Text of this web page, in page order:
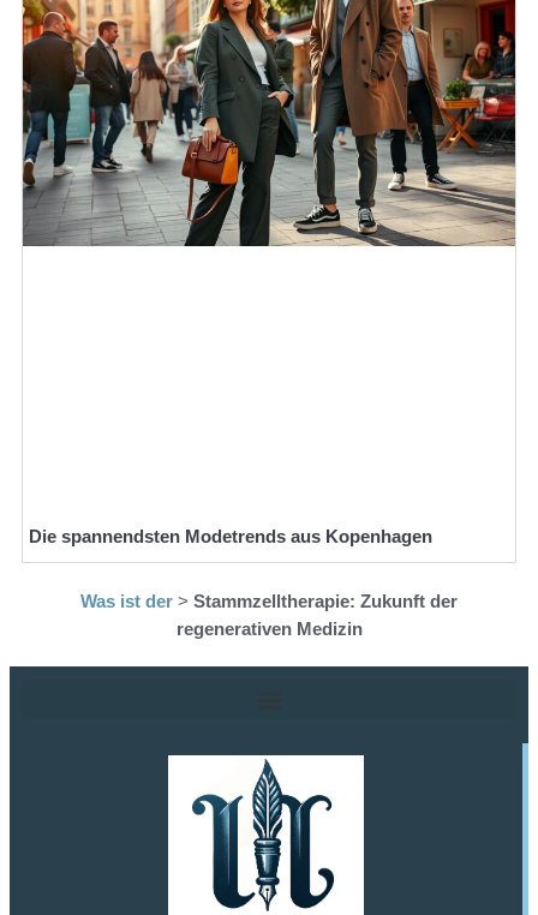
Die spannendsten Modetrends aus Kopenhagen
Was ist der > Stammzelltherapie: Zukunft der
regenerativen Medizin